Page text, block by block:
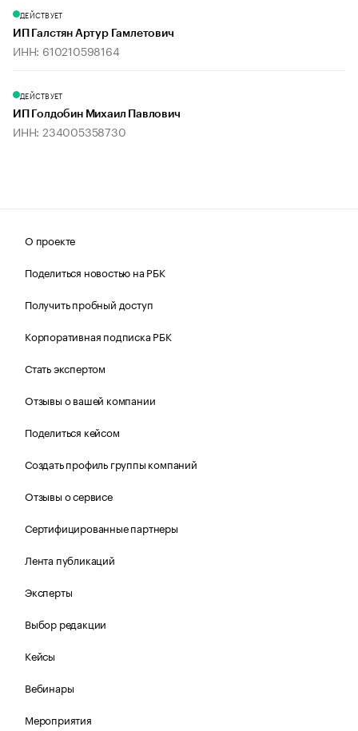
ДЕЙСТВУЕТ
ИП Галстян Артур Гамлетович
ИНН: 610210598164
ДЕЙСТВУЕТ
ИП Голдобин Михаил Павлович
ИНН: 234005358730
О проекте
Поделиться новостью на РБК
Получить пробный доступ
Корпоративная подписка РБК
Стать экспертом
Отзывы о вашей компании
Поделиться кейсом
Создать профиль группы компаний
Отзывы о сервисе
Сертифицированные партнеры
Лента публикаций
Эксперты
Выбор редакции
Кейсы
Вебинары
Мероприятия